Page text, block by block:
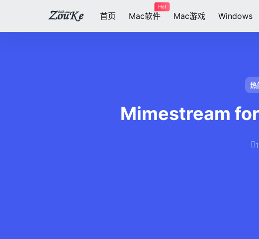
首页 Mac软件
Hot
Mac游戏 Windows
热
Mimestream for